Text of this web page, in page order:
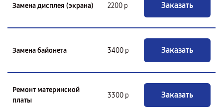
Замена дисплея (экрана) 2200 р Заказать
Замена байонета 3400 р Заказать
Ремонт материнской
платы
3300 р Заказать